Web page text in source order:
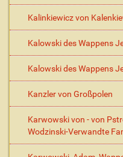
Kalinkiewicz von
Kalowski des Wappens
Kalowski des Wappens
Kanzler von Großpolen
Karwowski von - von
Wodzinski-Verwandte